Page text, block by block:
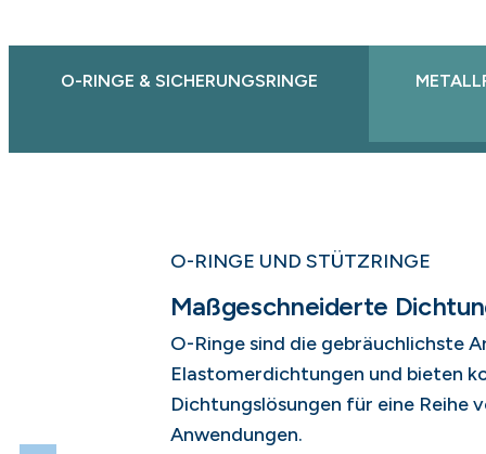
O-RINGE & SICHERUNGSRINGE
O-RINGE UND STÜTZRINGE
Maßgeschneiderte
O-Ringe sind die gebräuchlichste
Elastomerdichtungen und bieten
Dichtungslösungen für eine Reihe
Anwendungen.